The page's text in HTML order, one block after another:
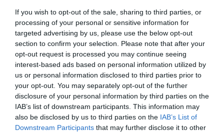
If you wish to opt-out of the sale, sharing to third parties, or
processing of your personal or sensitive information for
targeted advertising by us, please use the below opt-out
section to confirm your selection. Please note that after your
opt-out request is processed you may continue seeing
interest-based ads based on personal information utilized by
us or personal information disclosed to third parties prior to
your opt-out. You may separately opt-out of the further
disclosure of your personal information by third parties on the
IAB’s list of downstream participants. This information may
also be disclosed by us to third parties on the IAB’s List of
Downstream Participants that may further disclose it to other
VISSZA A FŐOLDALRA
Legfrissebb híreink